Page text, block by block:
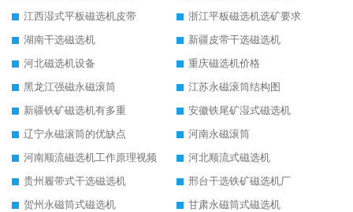
江西湿式平板磁选机皮带
浙江平板磁选机选矿要求
湖南干选磁选机
新疆皮带干选磁选机
河北磁选机设备
重庆磁选机价格
黑龙江强磁永磁滚筒
江苏永磁滚筒结构图
新疆铁矿磁选机有多重
安徽铁尾矿湿式磁选机
辽宁永磁滚筒的优缺点
河南永磁滚筒
河南顺流磁选机工作原理视频
河北顺流式磁选机
贵州履带式干选磁选机
邢台干选铁矿磁选机厂
贺州永磁筒式磁选机
甘肃永磁筒式磁选机